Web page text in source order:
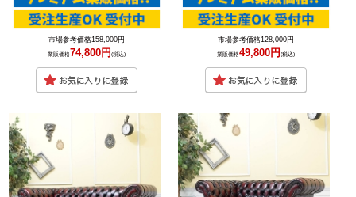
市場参考価格158,000円
業販価格74,800円(税込)
市場参考価格128,000円
業販価格49,800円 (税込)